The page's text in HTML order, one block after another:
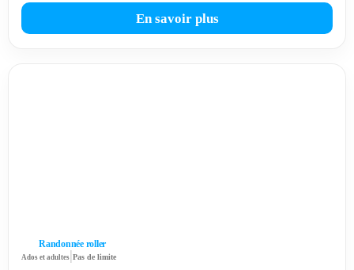
En savoir plus
Randonnée roller
Ados et adultes Pas de limite